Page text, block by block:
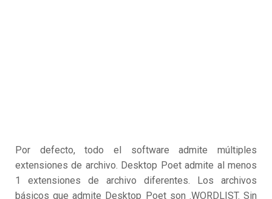
Por defecto, todo el software admite múltiples
extensiones de archivo. Desktop Poet admite al menos
1 extensiones de archivo diferentes. Los archivos
básicos que admite Desktop Poet son .WORDLIST. Sin